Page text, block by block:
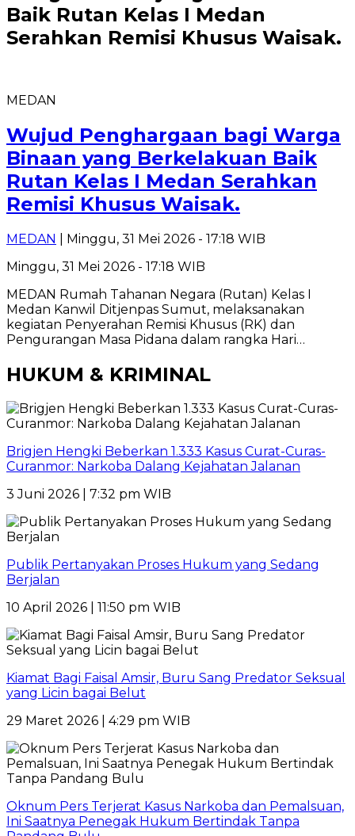
Baik Rutan Kelas I Medan
Serahkan Remisi Khusus Waisak.
MEDAN
Wujud Penghargaan bagi Warga
Binaan yang Berkelakuan Baik
Rutan Kelas I Medan Serahkan
Remisi Khusus Waisak.
MEDAN
| Minggu, 31 Mei 2026 - 17:18 WIB
Minggu, 31 Mei 2026 - 17:18 WIB
MEDAN Rumah Tahanan Negara (Rutan) Kelas I
Medan Kanwil Ditjenpas Sumut, melaksanakan
kegiatan Penyerahan Remisi Khusus (RK) dan
Pengurangan Masa Pidana dalam rangka Hari…
HUKUM & KRIMINAL
Brigjen Hengki Beberkan 1.333 Kasus Curat-Curas-
Curanmor: Narkoba Dalang Kejahatan Jalanan
3 Juni 2026 | 7:32 pm WIB
Publik Pertanyakan Proses Hukum yang Sedang
Berjalan
10 April 2026 | 11:50 pm WIB
Kiamat Bagi Faisal Amsir, Buru Sang Predator Seksual
yang Licin bagai Belut
29 Maret 2026 | 4:29 pm WIB
Oknum Pers Terjerat Kasus Narkoba dan Pemalsuan,
Ini Saatnya Penegak Hukum Bertindak Tanpa